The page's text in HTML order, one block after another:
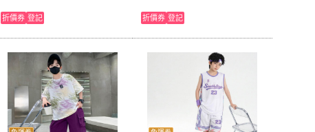
折價券 登記 折價券 登記